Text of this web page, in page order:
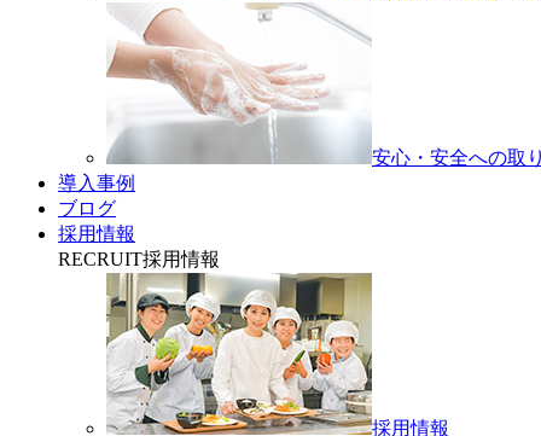
安心・安全への取
導入事例
ブログ
採用情報
RECRUIT採用情報
採用情報